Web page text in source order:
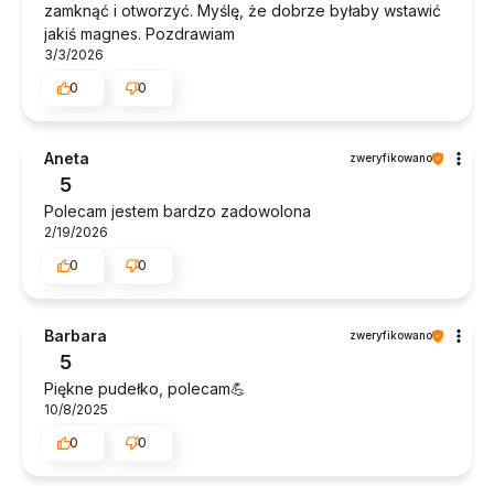
zamknąć i otworzyć. Myślę, że dobrze byłaby wstawić
jakiś magnes. Pozdrawiam
3/3/2026
0
0
Aneta zweryfikowano
5
Polecam jestem bardzo zadowolona
2/19/2026
0
0
Barbara zweryfikowano
5
Piękne pudełko, polecam💪
10/8/2025
0
0